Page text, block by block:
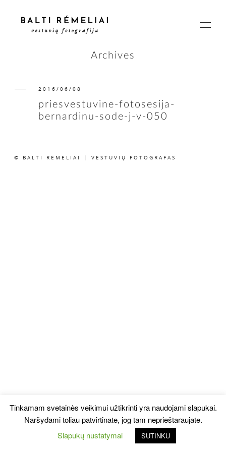
PAGRINDINIS
ISTORIJOS
Archives
2016/06/08
priesvestuvine-fotosesija-
bernardinu-sode-j-v-050
© BALTI RĖMELIAI | VESTUVIŲ FOTOGRAFAS
Tinkamam svetainės veikimui užtikrinti yra naudojami slapukai.
Naršydami toliau patvirtinate, jog tam neprieštaraujate.
Slapukų nustatymai
SUTINKU